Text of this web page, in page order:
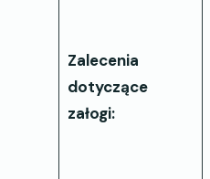
Zalecenia
dotyczące
załogi: